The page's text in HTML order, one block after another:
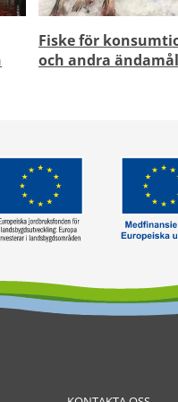
Fiske för
och andra ändamål